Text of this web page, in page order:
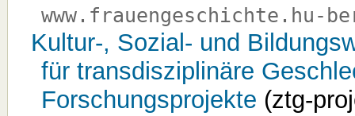
www.frauengeschichte.hu-
Kultur-, Sozial- und
für transdisziplinäre
Forschungsprojekte (ztg-